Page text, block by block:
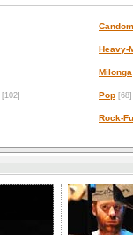
Heavy-
Milonga
[102] Pop [68]
Rock-